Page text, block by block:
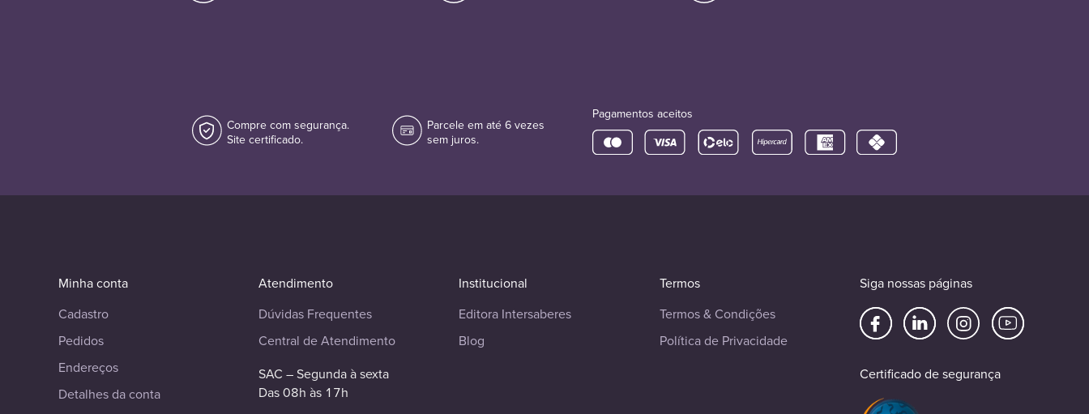
Compre com segurança.
Site certificado.
Parcele em até 6 vezes
sem juros.
Pagamentos aceitos
Minha conta
Cadastro
Pedidos
Endereços
Detalhes da conta
Atendimento
Dúvidas Frequentes
Central de Atendimento
SAC – Segunda à sexta
Das 08h às 17h
Institucional
Editora Intersaberes
Blog
Termos
Termos & Condições
Política de Privacidade
Siga nossas páginas
Certificado de segurança